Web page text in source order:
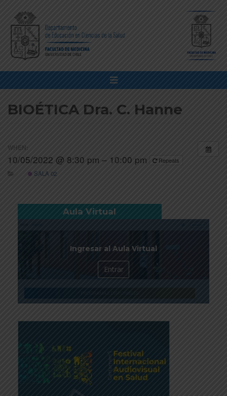
BIOÉTICA Dra. C. Hanne
WHEN:
10/05/2022 @ 8:30 pm – 10:00 pm
Repeats
SALA 02
Aula Virtual
Ingresar al Aula Virtual
Entrar